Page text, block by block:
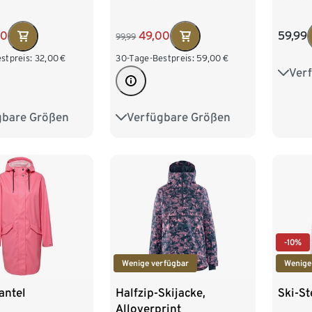
32,00€
Größen
XL
99,99 49,00
30-Tage-Bestpreis: 59,00 €
Verfügbare Größen
34 36 38 40
59,99
34
Wenige verfügbar
Halfzip-Skijacke,
Alloverprint
-10%
Ski-